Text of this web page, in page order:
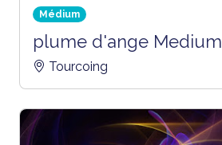
Médium
plume d'ange Medium
Tourcoing